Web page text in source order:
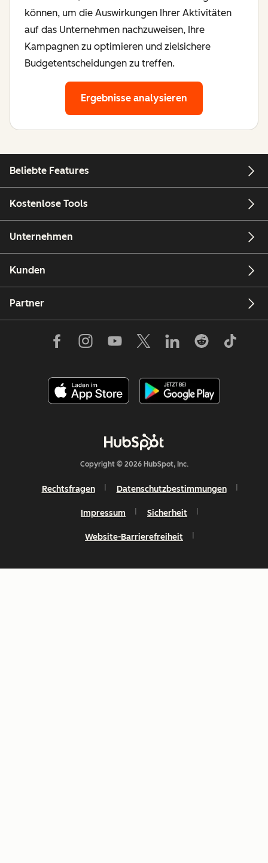
können, um die Auswirkungen Ihrer Aktivitäten
auf das Unternehmen nachzuweisen, Ihre
Kampagnen zu optimieren und zielsichere
Budgetentscheidungen zu treffen.
Ergebnisse analysieren
Beliebte Features
Kostenlose Tools
Unternehmen
Kunden
Partner
Copyright © 2026 HubSpot, Inc.
Rechtsfragen Datenschutzbestimmungen
Impressum Sicherheit
Website-Barrierefreiheit